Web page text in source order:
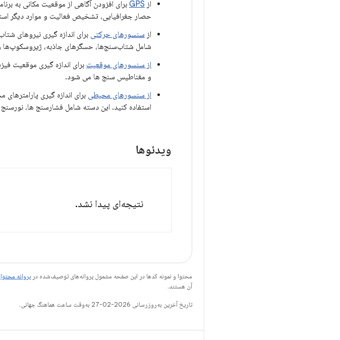
از GPS برای افزودن آگاهی از موقعیت مکانی به
حصار جغرافیایی، تشخیص فعالیت و موارد دیگر
از سنسورهای حرکتی برای اندازه گیری نیروهای
شامل شتاب‌سنج‌ها، حسگرهای جاذبه،
از سنسورهای موقعیت برای اندازه گیری موقعیت
و مغناطیس سنج ها می شود.
از سنسورهای محیطی برای اندازه گیری
استفاده کنید. این دسته شامل فشارسنج ها،
ویدئوها
نتیجه‌ای پیدا نشد.
محتوا و نمونه کدها در این صفحه مشمول پروانه‌های توصیف‌شده در پروانه محتوا
آن هستند.
تاریخ آخرین به‌روزرسانی 2026-02-27 به‌وقت ساعت هماهنگ جهانی.